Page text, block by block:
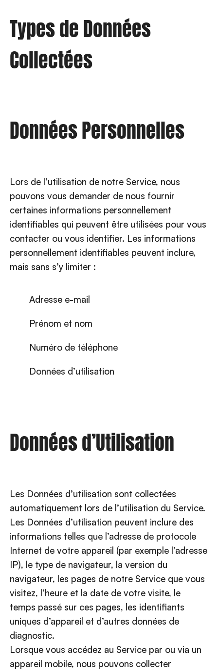
Types de Données
Collectées
Données Personnelles
Lors de l’utilisation de notre Service, nous
pouvons vous demander de nous fournir
certaines informations personnellement
identifiables qui peuvent être utilisées pour vous
contacter ou vous identifier. Les informations
personnellement identifiables peuvent inclure,
mais sans s’y limiter :
Adresse e-mail
Prénom et nom
Numéro de téléphone
Données d’utilisation
Données d’Utilisation
Les Données d’utilisation sont collectées
automatiquement lors de l’utilisation du Service.
Les Données d’utilisation peuvent inclure des
informations telles que l’adresse de protocole
Internet de votre appareil (par exemple l’adresse
IP), le type de navigateur, la version du
navigateur, les pages de notre Service que vous
visitez, l’heure et la date de votre visite, le
temps passé sur ces pages, les identifiants
uniques d’appareil et d’autres données de
diagnostic.
Lorsque vous accédez au Service par ou via un
appareil mobile, nous pouvons collecter